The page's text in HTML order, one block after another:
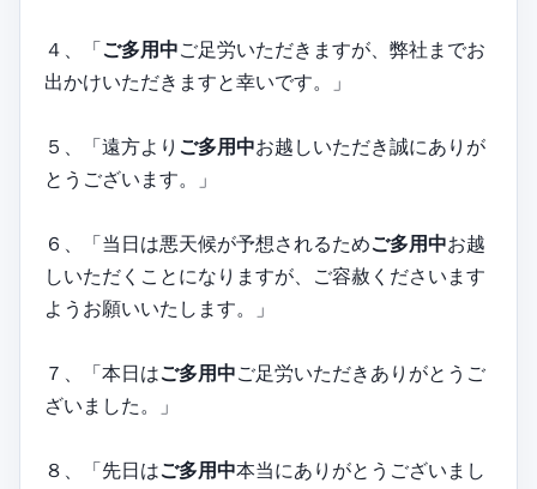
４、「ご多用中ご足労いただきますが、弊社までお
出かけいただきますと幸いです。」
５、「遠方より ご多用中お越しいただき誠にありが
とうございます。」
６、「当日は悪天候が予想されるためご多用中お越
しいただくことになりますが、ご容赦くださいます
ようお願いいたします。」
７、「本日はご多用中ご足労いただきありがとうご
ざいました。」
８、「先日はご多用中本当にありがとうございまし